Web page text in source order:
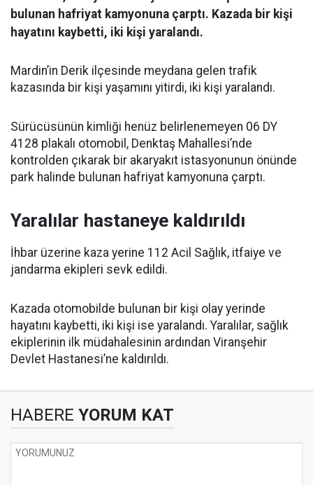
bulunan hafriyat kamyonuna çarptı. Kazada bir kişi
hayatını kaybetti, iki kişi yaralandı.
Mardin’in Derik ilçesinde meydana gelen trafik
kazasında bir kişi yaşamını yitirdi, iki kişi yaralandı.
Sürücüsünün kimliği henüz belirlenemeyen 06 DY
4128 plakalı otomobil, Denktaş Mahallesi’nde
kontrolden çıkarak bir akaryakıt istasyonunun önünde
park halinde bulunan hafriyat kamyonuna çarptı.
Yaralılar hastaneye kaldırıldı
İhbar üzerine kaza yerine 112 Acil Sağlık, itfaiye ve
jandarma ekipleri sevk edildi.
Kazada otomobilde bulunan bir kişi olay yerinde
hayatını kaybetti, iki kişi ise yaralandı. Yaralılar, sağlık
ekiplerinin ilk müdahalesinin ardından Viranşehir
Devlet Hastanesi’ne kaldırıldı.
HABERE YORUM KAT